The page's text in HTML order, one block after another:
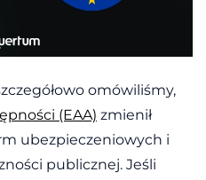
omówiliśmy,
(EAA) zmienił
ubezpieczeniowych i
publicznej. Jeśli